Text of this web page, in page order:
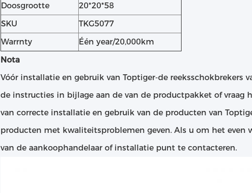
Doosgrootte
20*20*58
SKU
TKG5077
Warrnty
Één year/20,000km
Nota
Vóór installatie en gebruik van Toptiger-de reeksschokbrekers
de instructies in bijlage aan de van de productpakket of vraag
van correcte installatie en gebruik van de producten van
producten met kwaliteitsproblemen geven. Als u om het even
van de aankoophandelaar of installatie punt te contacteren.